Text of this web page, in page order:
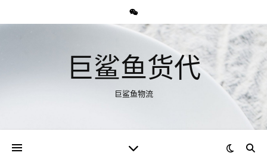
巨鲨鱼货代
巨鲨鱼物流